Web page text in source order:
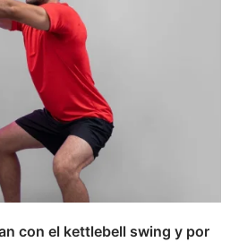
con el kettlebell swing y por